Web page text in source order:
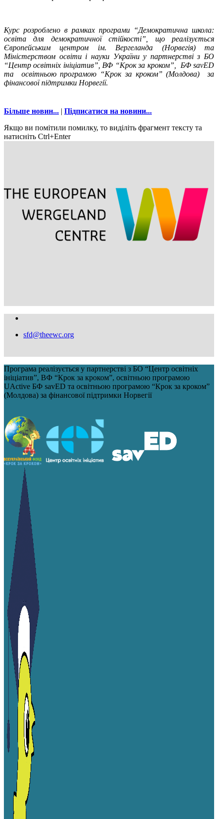
Курс розроблено в рамках програми “Демократична школа:
освіта для демократичної стійкості”, що реалізується
Європейським центром ім. Вергеланда (Норвегія) та
Міністерством освіти і науки України у партнерстві з БО
“Центр освітніх ініціатив”, ВФ “Крок за кроком”, БФ savED
та освітньою програмою “Крок за кроком” (Молдова) за
фінансової підтримки Норвегії.
Більше новин... | Підписатися на новини...
Якщо ви помітили помилку, то виділіть фрагмент тексту та
натисніть Ctrl+Enter
sfd@theewc.org
Програма реалізується у партнерстві з БО “Центр освітніх
ініціатив”, ВФ “Крок за кроком”, освітньою програмою
UActive БФ savED та освітньою програмою “Крок за кроком”
(Молдова) за фінансової підтримки Норвегії